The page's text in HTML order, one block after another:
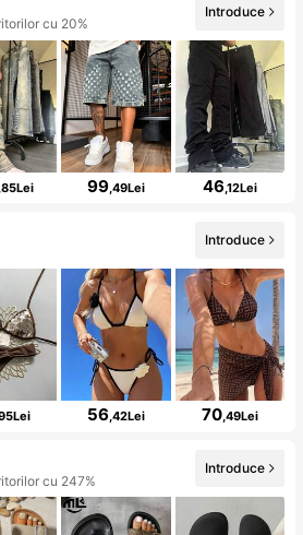
cu 20%
Introduce
,85Lei 99,49Lei 46,12Lei
Introduce
56,42Lei 70,49Lei
cu 247%
Introduce